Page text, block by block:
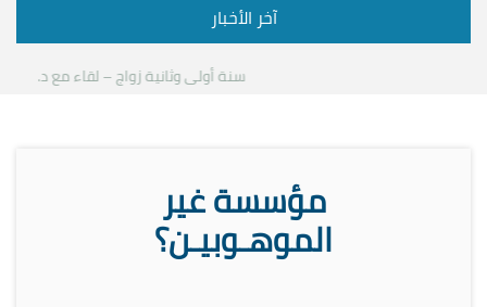
آخر الأخبار
سنة أولى وثانية زواج – لقاء مع د.خالد
مؤسسة غير
الموهـوبيـن؟